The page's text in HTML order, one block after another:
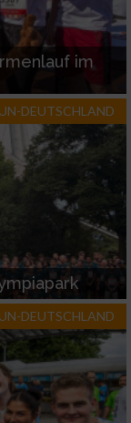
im
DEUTSCHLAND
DEUTSCHLAND